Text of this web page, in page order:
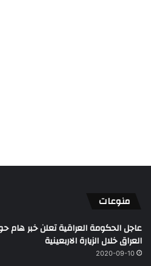
منوعات
عاجل الحكومة العراقية تعلن خبر هام
العراق خلال الزيارة الاربعينية
2020-09-10